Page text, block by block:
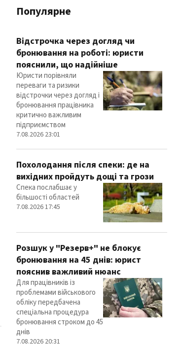
Популярне
Відстрочка через догляд чи
бронювання на роботі: юристи
пояснили, що надійніше
Юристи порівняли
переваги та ризики
відстрочки через догляд і
бронювання працівника
критично важливим
підприємством
7.08.2026 23:01
Похолодання після спеки: де на
вихідних пройдуть дощі та грози
Спека послабшає у
більшості областей
7.08.2026 17:45
Розшук у "Резерв+" не блокує
бронювання на 45 днів: юрист
пояснив важливий нюанс
Для працівників із
проблемами військового
обліку передбачена
спеціальна процедура
бронювання строком до 45
днів
7.08.2026 20:31